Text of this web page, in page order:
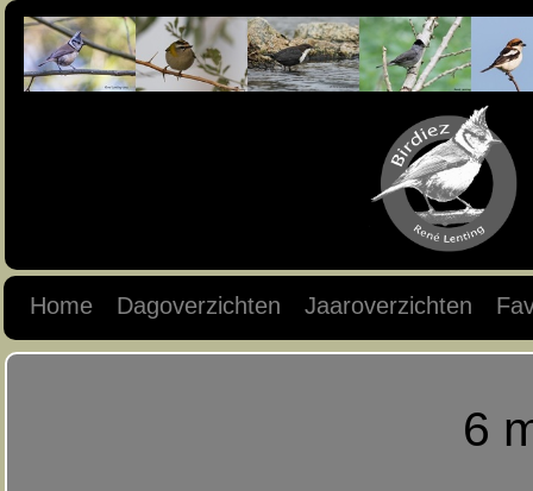
Home Dagoverzichten Jaaroverzichten
6